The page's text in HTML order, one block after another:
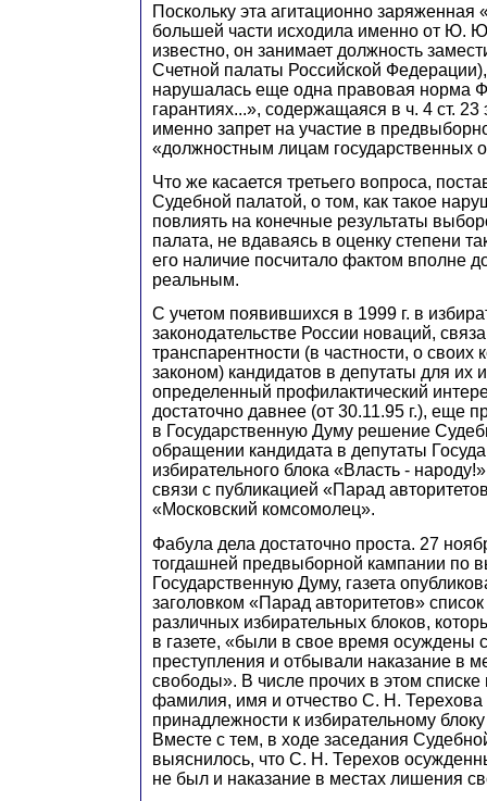
Поскольку эта агитационно
большей части исходила именно от Ю.
известно, он занимает должность
Счетной палаты Российской
нарушалась еще одна правовая норма
гарантиях...», содержащаяся в ч. 4 ст. 23
именно запрет на участие в
«должностным лицам государственных
Что же касается третьего вопроса,
Судебной палатой, о том, как такое
повлиять на конечные результаты
палата, не вдаваясь в оценку степени
его наличие посчитало фактом вполне
реальным.
С учетом появившихся в 1999 г. в
законодательстве России новаций,
транспарентности (в частности, о своих
законом) кандидатов в депутаты для их
определенный профилактический
достаточно давнее (от 30.11.95 г.), еще
в Государственную Думу решение
обращении кандидата в депутаты
избирательного блока «Власть -
связи с публикацией «Парад
«Московский комсомолец».
Фабула дела достаточно проста. 27
тогдашней предвыборной кампании по
Государственную Думу, газета
заголовком «Парад авторитетов»
различных избирательных блоков,
в газете, «были в свое время осуждены
преступления и отбывали наказание в
свободы». В числе прочих в этом списке
фамилия, имя и отчество С. Н. Терехова
принадлежности к избирательному
Вместе с тем, в ходе заседания
выяснилось, что С. Н. Терехов
не был и наказание в местах лишения